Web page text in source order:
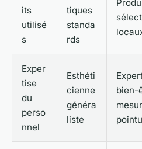
its
utilisé
s
tiques
standa
rds
Exper
tise
du
perso
nnel
Esthéti
cienne
généra
liste
bien-
pointu